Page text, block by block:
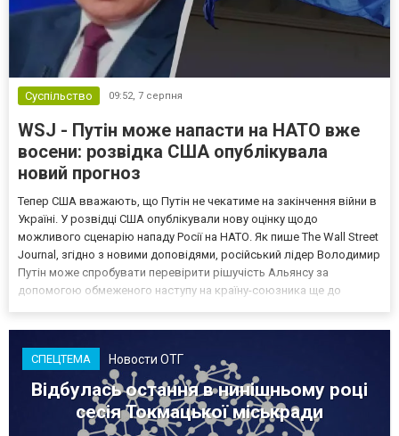
Суспільство 09:52, 7 серпня
WSJ - Путін може напасти на НАТО вже
восени: розвідка США опублікувала
новий прогноз
Тепер США вважають, що Путін не чекатиме на закінчення війни в
Україні. У розвідці США опублікували нову оцінку щодо
можливого сценарію нападу Росії на НАТО. Як пише The Wall Street
Journal, згідно з новими доповідями, російський лідер Володимир
Путін може спробувати перевірити рішучість Альянсу за
допомогою обмеженого наступу на країну-союзника ще до
СПЕЦТЕМА Новости ОТГ
Відбулась остання в нинішньому році
сесія Токмацької міськради